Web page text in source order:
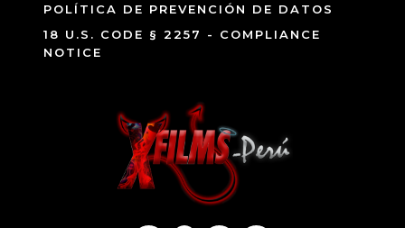
POLÍTICA DE PREVENCIÓN DE DATOS
18 U.S. CODE § 2257 - COMPLIANCE
NOTICE